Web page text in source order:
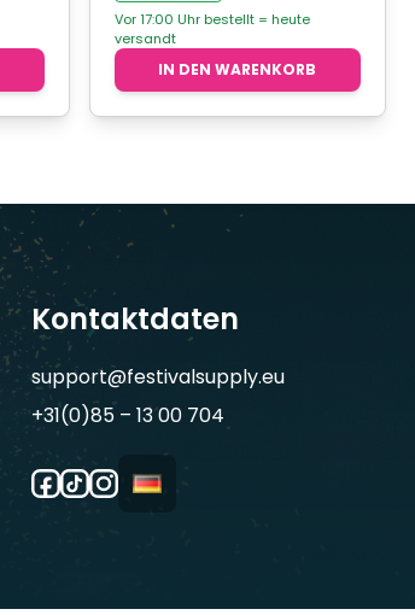
Vor 17:00 Uhr bestellt = heute
versandt
IN DEN WARENKORB
Kontaktdaten
support@festivalsupply.eu
+31(0)85 – 13 00 704